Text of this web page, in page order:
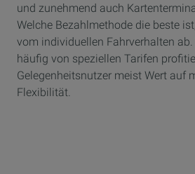
und zunehmend auch
Welche Bezahlmethode die beste
vom individuellen Fahrverhalten
häufig von speziellen Tarifen
Gelegenheitsnutzer meist Wert auf
Flexibilität.